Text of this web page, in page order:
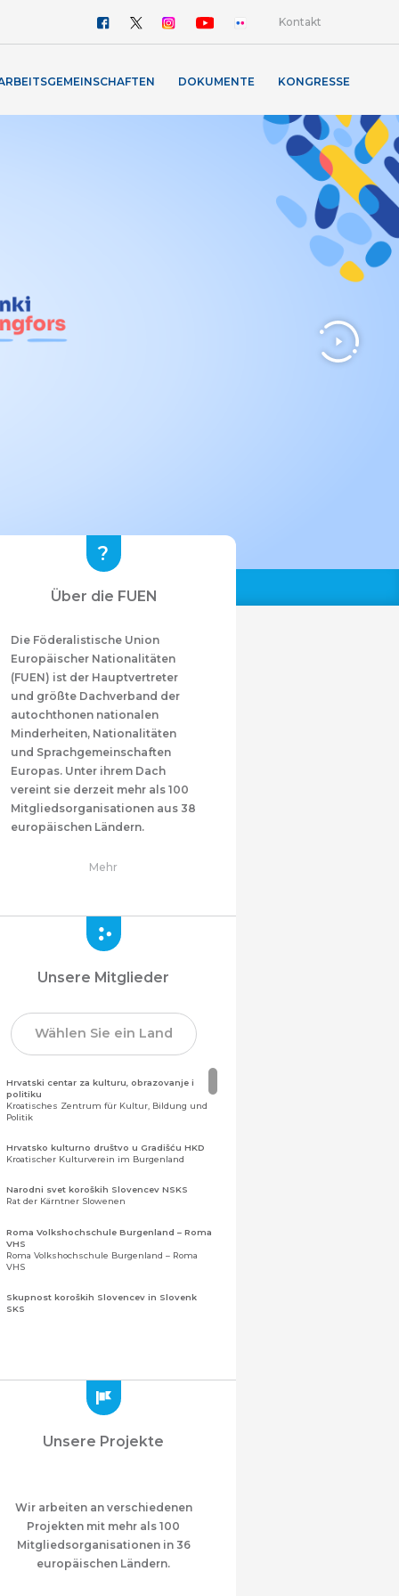
Kontakt
DOKUMENTE KONGRESSE
Über die FUEN
Die Föderalistische Union
Europäischer Nationalitäten
(FUEN) ist der Hauptvertreter
und größte Dachverband der
autochthonen nationalen
Minderheiten, Nationalitäten
und Sprachgemeinschaften
Europas. Unter ihrem Dach
vereint sie derzeit mehr als 100
Mitgliedsorganisationen aus 38
europäischen Ländern.
Mehr
Unsere Mitglieder
Wählen Sie ein Land
Hrvatski centar za kulturu, obrazovanje i
politiku
Kroatisches Zentrum für Kultur, Bildung und
Politik
Hrvatsko kulturno društvo u Gradišću HKD
Kroatischer Kulturverein im Burgenland
Narodni svet koroških Slovencev NSKS
Rat der Kärntner Slowenen
Roma Volkshochschule Burgenland – Roma
VHS
Roma Volkshochschule Burgenland – Roma
VHS
Skupnost koroških Slovencev in Slovenk
SKS
Montenegrinische Gemeinschaft in Albanien
Mazedonischer Verein "Ilinden" – Tirana
Meshet Türkleri Cemiyeti Azerbaycan’da
“VATAN”
"Vatan" Öffentliche Union der in
Aserbaidschan lebenden Ahiska-Türken
Unsere Projekte
Wir arbeiten an verschiedenen
Projekten mit mehr als 100
Mitgliedsorganisationen in 36
europäischen Ländern.